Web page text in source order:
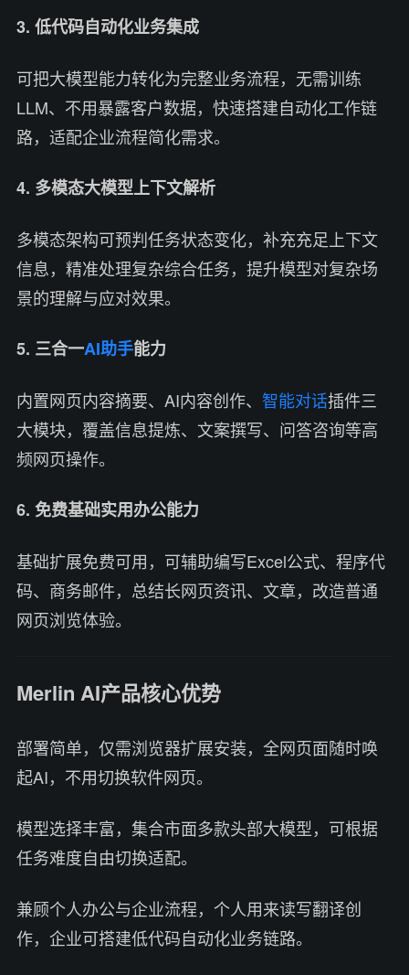
3. 低代码自动化业务集成
可把大模型能力转化为完整业务流程，无需训练
LLM、不用暴露客户数据，快速搭建自动化工作链
路，适配企业流程简化需求。
4. 多模态大模型上下文解析
多模态架构可预判任务状态变化，补充充足上下文
信息，精准处理复杂综合任务，提升模型对复杂场
景的理解与应对效果。
5. 三合一AI助手能力
内置网页内容摘要、AI内容创作、 智能对话插件三
大模块，覆盖信息提炼、文案撰写、问答咨询等高
频网页操作。
6. 免费基础实用办公能力
基础扩展免费可用，可辅助编写Excel公式、程序代
码、商务邮件，总结长网页资讯、文章，改造普通
网页浏览体验。
Merlin AI产品核心优势
部署简单，仅需浏览器扩展安装，全网页面随时唤
起AI，不用切换软件网页。
模型选择丰富，集合市面多款头部大模型，可根据
任务难度自由切换适配。
兼顾个人办公与企业流程，个人用来读写翻译创
作，企业可搭建低代码自动化业务链路。